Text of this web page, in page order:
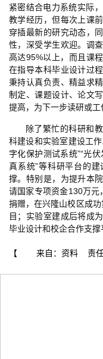
紧密结合电力系统实际
教学经历，但每次上课
穿插最新的研究动态，
性，深受学生欢迎。调
高达95%以上，而且课
在指导本科毕业设计过
秉持认真负责、精益求
制定、课题设计、论文
提高，为下一步读研或工
除了繁忙的科研和
科建设和实验室建设工
字化保护测试系统”“光
真系统”等科研平台的
撑。特别是，为提升本
请国家专项资金130万
捐赠，在兴隆山校区成
目；实验室建成后将成
毕业设计和校企合作支撑
【 来自：资料 责任